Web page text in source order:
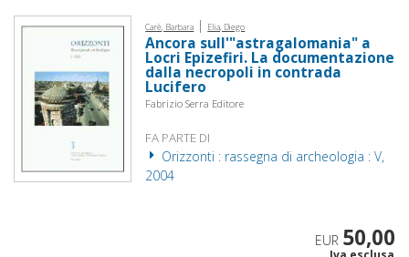
Carè, Barbara | Elia, Diego
Ancora sull'"astragalomania" a
Locri Epizefiri. La documentazione
dalla necropoli in contrada
Lucifero
Fabrizio Serra Editore
FA PARTE DI
Orizzonti : rassegna di archeologia : V,
2004
EUR 50,00